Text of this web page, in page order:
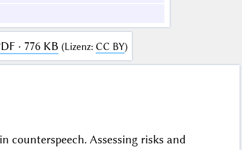
· 776 KB (Lizenz: CC BY)
counterspeech. Assessing risks and